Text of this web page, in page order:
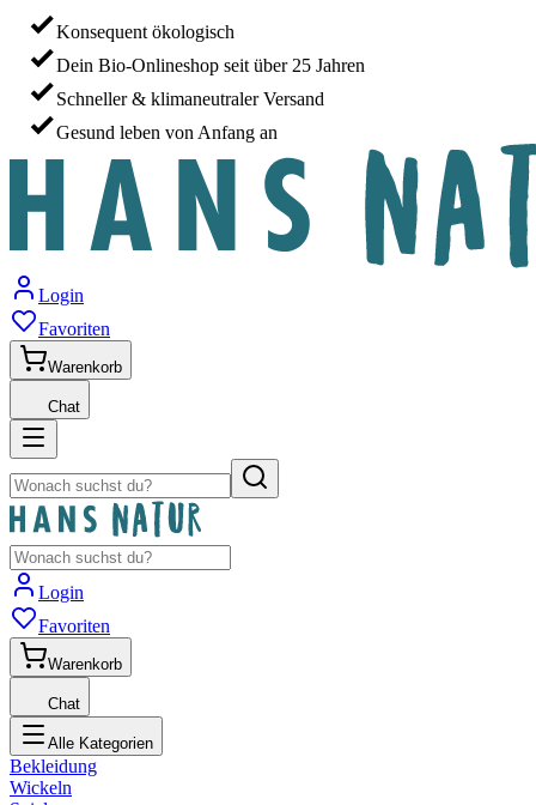
Konsequent ökologisch
Dein Bio-Onlineshop seit über 25 Jahren
Schneller & klimaneutraler Versand
Gesund leben von Anfang an
Login
Favoriten
Warenkorb
Chat
Login
Favoriten
Warenkorb
Chat
Alle Kategorien
Bekleidung
Wickeln